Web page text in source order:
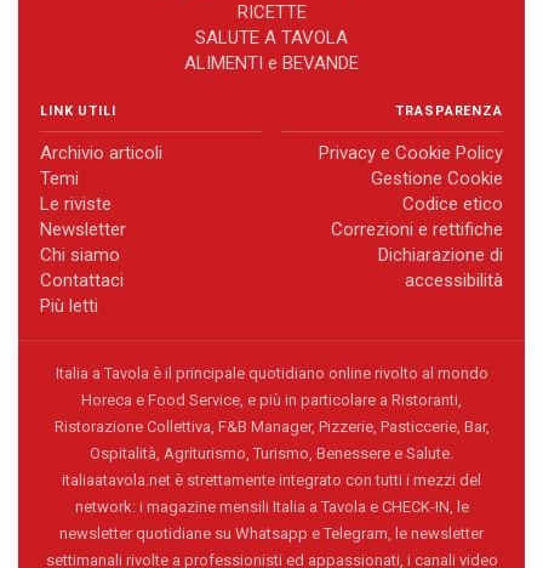
RICETTE
SALUTE A TAVOLA
ALIMENTI e BEVANDE
LINK UTILI
Archivio articoli
Temi
Le riviste
Newsletter
Chi siamo
Contattaci
Più letti
TRASPARENZA
Privacy e Cookie Policy
Gestione Cookie
Codice etico
Correzioni e rettifiche
Dichiarazione di
accessibilità
Italia a Tavola è il principale quotidiano online rivolto al mondo
Horeca e Food Service, e più in particolare a Ristoranti,
Ristorazione Collettiva, F&B Manager, Pizzerie, Pasticcerie, Bar,
Ospitalità, Agriturismo, Turismo, Benessere e Salute.
italiaatavola.net è strettamente integrato con tutti i mezzi del
network: i magazine mensili Italia a Tavola e CHECK-IN, le
newsletter quotidiane su Whatsapp e Telegram, le newsletter
settimanali rivolte a professionisti ed appassionati, i canali video